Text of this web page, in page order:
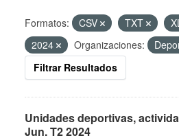
Formatos: CSV TXT
2024
Organizaciones:
Filtrar Resultados
Unidades deportivas,
Jun. T2 2024